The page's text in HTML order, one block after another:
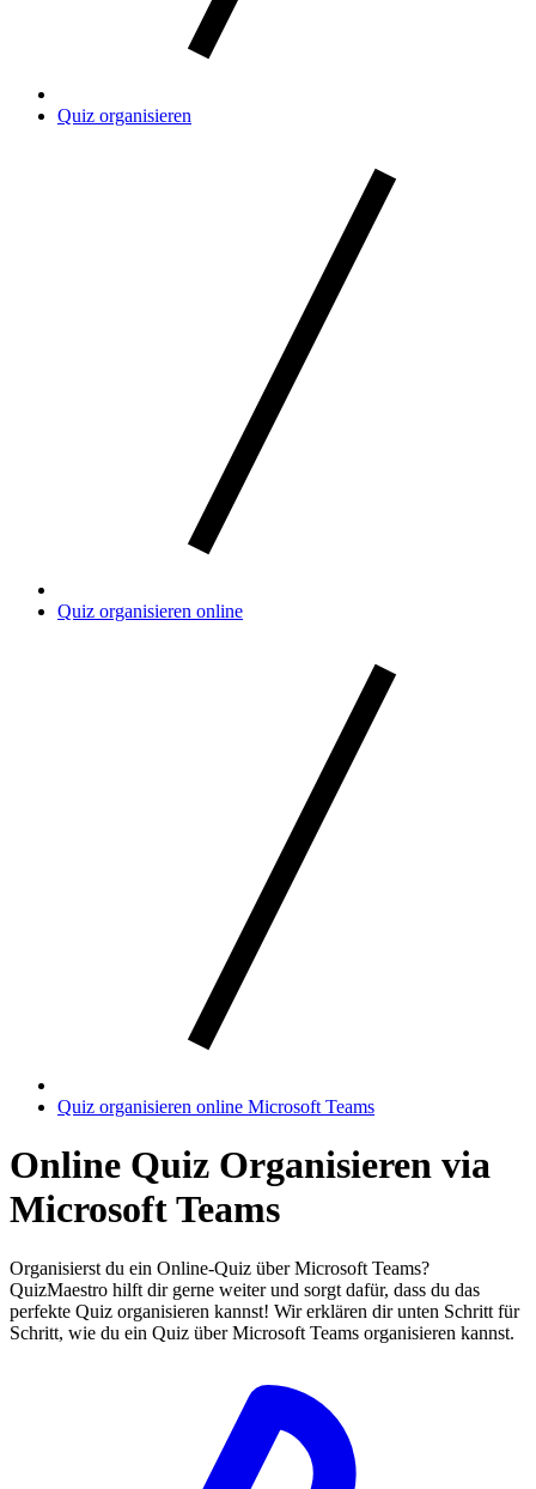
Quiz organisieren
Quiz organisieren online
Quiz organisieren online Microsoft Teams
Online Quiz Organisieren via
Microsoft Teams
Organisierst du ein Online-Quiz über Microsoft Teams?
QuizMaestro hilft dir gerne weiter und sorgt dafür, dass du das
perfekte Quiz organisieren kannst! Wir erklären dir unten Schritt für
Schritt, wie du ein Quiz über Microsoft Teams organisieren kannst.